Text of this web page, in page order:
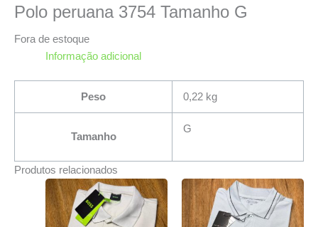
Polo peruana 3754 Tamanho G
Fora de estoque
Informação adicional
Peso 0,22 kg
Tamanho
G
Produtos relacionados